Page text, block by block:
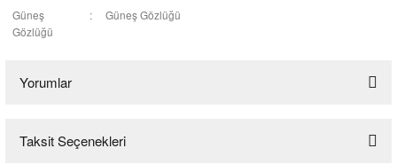
Güneş
Gözlüğü
: Güneş Gözlüğü
Yorumlar
Bu ürüne ilk yorumu siz yapın!
Taksit Seçenekleri